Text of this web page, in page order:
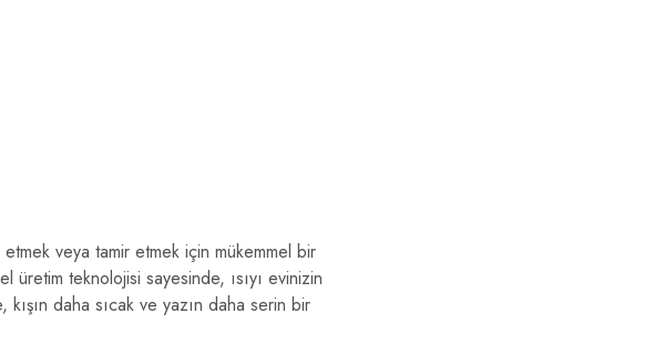
veya tamir etmek için mükemmel bir
üretim teknolojisi sayesinde, ısıyı evinizin
daha sıcak ve yazın daha serin bir